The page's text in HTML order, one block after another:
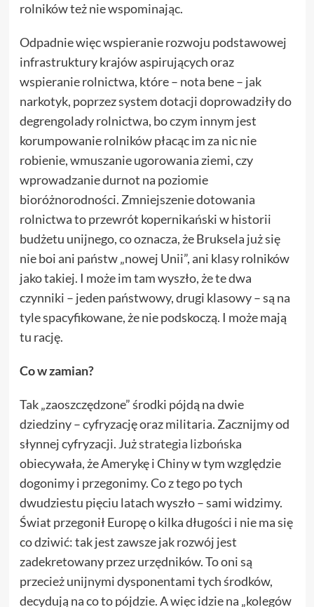
rolników też nie wspominając.
Odpadnie więc wspieranie rozwoju podstawowej
infrastruktury krajów aspirujących oraz
wspieranie rolnictwa, które – nota bene – jak
narkotyk, poprzez system dotacji doprowadziły do
degrengolady rolnictwa, bo czym innym jest
korumpowanie rolników płacąc im za nic nie
robienie, wmuszanie ugorowania ziemi, czy
wprowadzanie durnot na poziomie
bioróżnorodności. Zmniejszenie dotowania
rolnictwa to przewrót kopernikański w historii
budżetu unijnego, co oznacza, że Bruksela już się
nie boi ani państw „nowej Unii”, ani klasy rolników
jako takiej. I może im tam wyszło, że te dwa
czynniki – jeden państwowy, drugi klasowy – są na
tyle spacyfikowane, że nie podskoczą. I może mają
tu rację.
Co w zamian?
Tak „zaoszczędzone” środki pójdą na dwie
dziedziny – cyfryzację oraz militaria. Zacznijmy od
słynnej cyfryzacji. Jużstrategia lizbońska
obiecywała, że Amerykę i Chiny w tym względzie
dogonimy i przegonimy. Co z tego po tych
dwudziestu pięciu latach wyszło – sami widzimy.
Świat przegonił Europę o kilka długości i nie ma się
co dziwić: tak jest zawsze jak rozwój jest
zadekretowany przez urzędników. To oni są
przecież unijnymi dysponentami tych środków,
decydują na co to pójdzie. A więc idzie na „kolegów